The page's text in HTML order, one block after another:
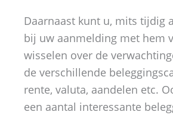
Daarnaast kunt u, mits tijdig
bij uw aanmelding met hem
wisselen over de
de verschillende
rente, valuta, aandelen etc.
een aantal interessante